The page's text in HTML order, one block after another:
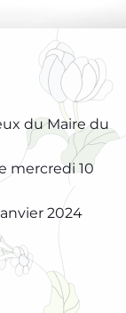
du Maire du
mercredi 10
2024